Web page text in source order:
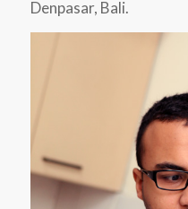
Denpasar, Bali.